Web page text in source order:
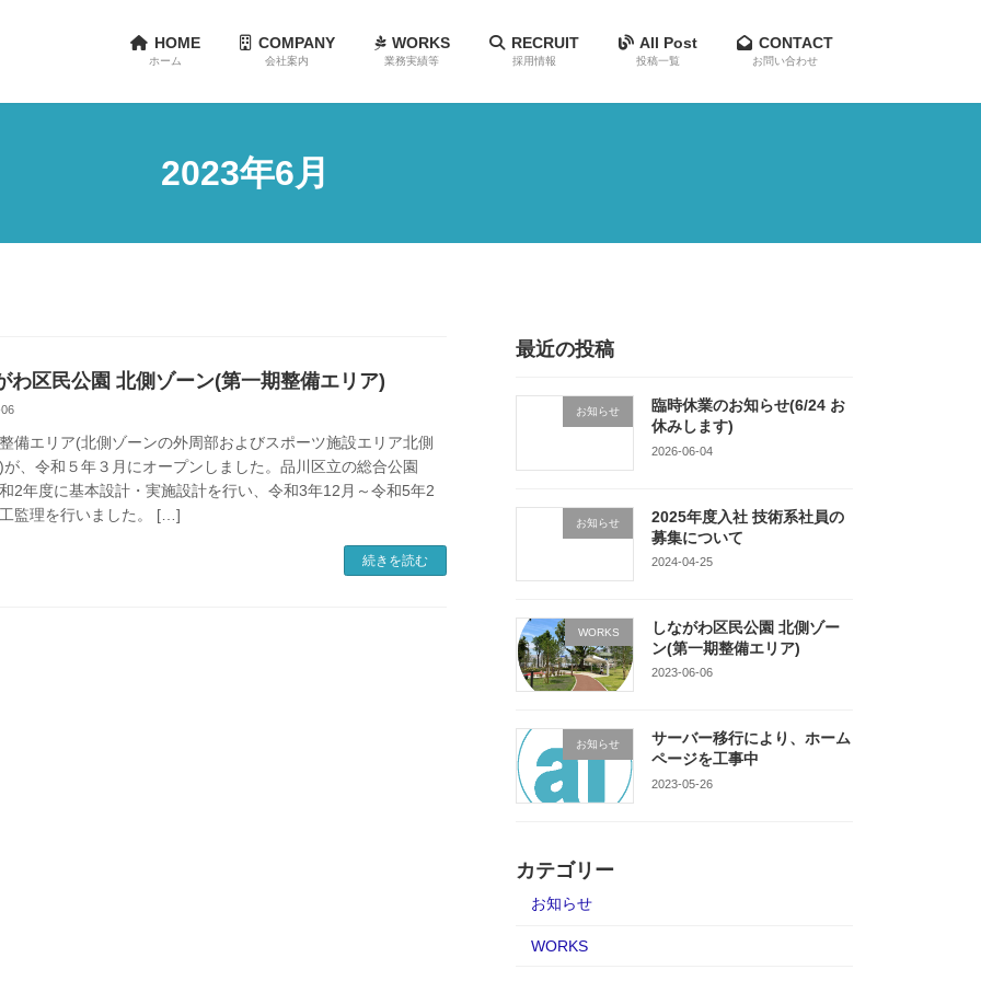
HOME
ホーム
COMPANY
会社案内
WORKS
業務実績等
RECRUIT
採用情報
All Post
投稿一覧
CONTACT
お問い合わせ
2023年6月
わ区民公園 北側ゾーン(第一期整備エリア)
備エリア(北側ゾーンの外周部およびスポーツ施設エリア北側
、令和５年３月にオープンしました。品川区立の総合公園
2年度に基本設計・実施設計を行い、令和3年12月～令和5年2
監理を行いました。 […]
続きを読む
最近の投稿
お知らせ
臨時休業のお知らせ(6/24 お
休みします)
2026-06-04
お知らせ
2025年度入社 技術系社員の
募集について
2024-04-25
WORKS
しながわ区民公園 北側ゾー
ン(第一期整備エリア)
2023-06-06
お知らせ
サーバー移行により、ホーム
ページを工事中
2023-05-26
カテゴリー
お知らせ
WORKS